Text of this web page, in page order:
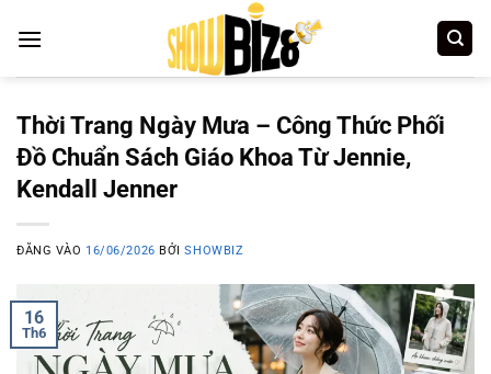
qua
Thời Trang Ngày Mưa – Công Thức Phối
Đồ Chuẩn Sách Giáo Khoa Từ Jennie,
Kendall Jenner
ĐĂNG VÀO 16/06/2026 BỞISHOWBIZ
16
Th6